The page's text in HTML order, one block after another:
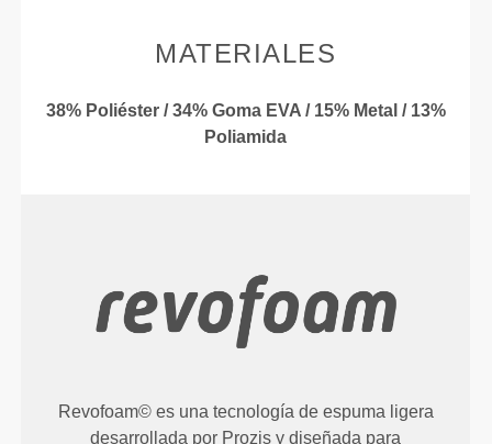
MATERIALES
38% Poliéster / 34% Goma EVA / 15% Metal / 13%
Poliamida
Revofoam© es una tecnología de espuma ligera
desarrollada por Prozis y diseñada para